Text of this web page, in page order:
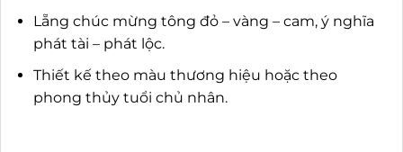
Lẵng chúc mừng tông đỏ – vàng – cam, ý nghĩa
phát tài – phát lộc.
Thiết kế theo màu thương hiệu hoặc theo
phong thủy tuổi chủ nhân.